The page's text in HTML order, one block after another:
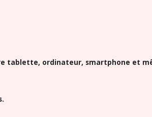
tablette, ordinateur, smartphone et